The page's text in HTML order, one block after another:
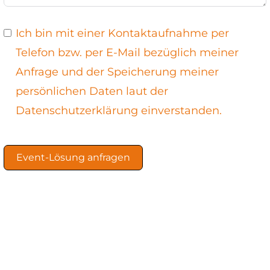
Ich bin mit einer Kontaktaufnahme per
Telefon bzw. per E-Mail bezüglich meiner
Anfrage und der Speicherung meiner
persönlichen Daten laut der
Datenschutzerklärung einverstanden.
Event-Lösung anfragen